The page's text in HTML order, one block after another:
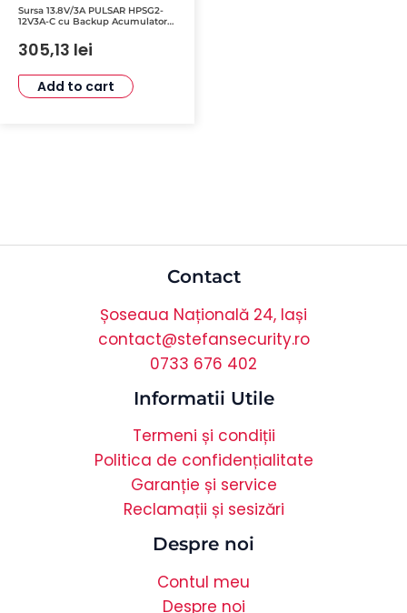
Sursa 13.8V/3A PULSAR HPSG2-
12V3A-C cu Backup Acumulator
305,13 lei
Add to cart
Contact
Șoseaua Națională 24, Iași
contact@stefansecurity.ro
0733 676 402
Informatii Utile
Termeni și condiții
Politica de confidențialitate
Garanție și service
Reclamații și sesizări
Despre noi
Contul meu
Despre noi